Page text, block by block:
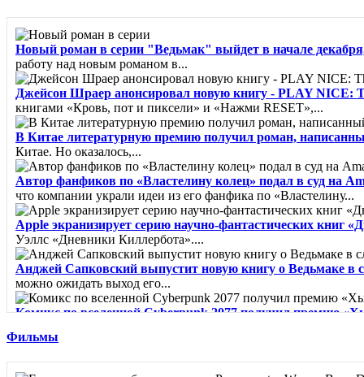
Новый роман в серии "Ведьмак" выйдет в начале
работу над новым романом в...
Джейсон Шраер анонсировал новую книгу - PLAY NICE:
книгами «Кровь, пот и пиксели» и «Нажми RESET»,...
В Китае литературную премию получил роман,
Китае. Но оказалось,...
Автор фанфиков по «Властелину колец» подал в суд на
что компании украли идеи из его фанфика по «Властелину...
Apple экранизирует серию научно-фантастических книг
Уэллс «Дневники Киллербота»....
Анджей Сапковский выпустит новую книгу о Ведьмаке в
можно ожидать выход его...
Комикс по вселенной Cyberpunk 2077 получил премию
Фильмы